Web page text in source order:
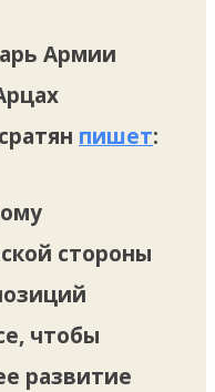
Армии
пишет:
стороны
чтобы
развитие